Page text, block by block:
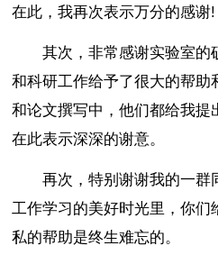
在此，我再次表示万分的感谢!
其次，非常感谢实验室的
和科研工作给予了很大的帮助
和论文撰写中，他们都给我提
在此表示深深的谢意。
再次，特别谢谢我的一群
工作学习的美好时光里，你们
私的帮助是终生难忘的。